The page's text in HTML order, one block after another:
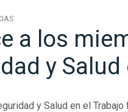
a los
y Salud
y Salud en el